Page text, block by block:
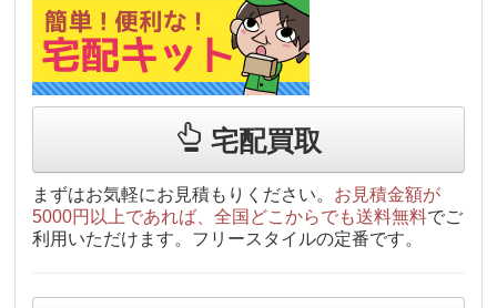
宅配買取
まずはお気軽にお見積もりください。 お見積金額が
5000円以上であれば、全国どこからでも送料無料でご
利用いただけます。フリースタイルの定番です。